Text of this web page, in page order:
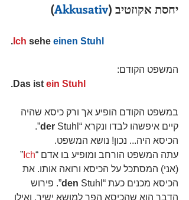
יחסת אקוזטיב (Akkusativ
)
. Ich sehe einen Stuhl
המשפט הקודם:
.Das ist ein Stuhl
במשפט הקודם הופיע אך ורק כיסא שהיה
קיים איפשהו לבדו ונקרא “
der
Stuhl”.
הכיסא היה... נכון! נושא המשפט.
עתה המשפט הורחב ומופיע בו אדם “Ich
”
(אני) המסתכל על הכיסא ורואה אותו. את
הכיסא מכנים כעת “
den Stuhl”. פירוש
הדבר הוא שהכיסא הפך למושא ישיר, ואילו